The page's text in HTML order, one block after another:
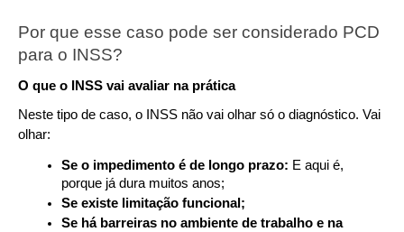
Por que esse caso pode ser considerado PCD
para o INSS?
O que o INSS vai avaliar na prática
Neste tipo de caso, o INSS não vai olhar só o diagnóstico. Vai
olhar:
Se o impedimento é de longo prazo: E aqui é,
porque já dura muitos anos;
Se existe limitação funcional;
Se há barreiras no ambiente de trabalho e na